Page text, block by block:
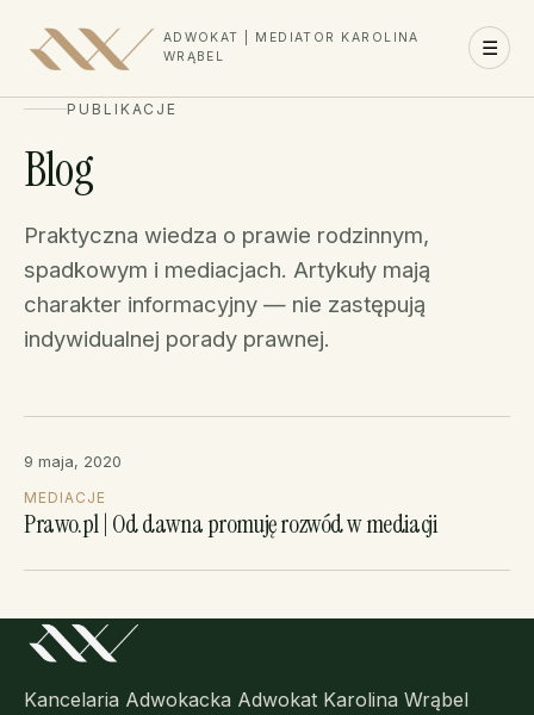
ADWOKAT | MEDIATOR KAROLINA
WRĄBEL
☰
PUBLIKACJE
Blog
Praktyczna wiedza o prawie rodzinnym,
spadkowym i mediacjach. Artykuły mają
charakter informacyjny — nie zastępują
indywidualnej porady prawnej.
9 maja, 2020
MEDIACJE
Prawo.pl | Od dawna promuję rozwód w mediacji
Kancelaria Adwokacka Adwokat Karolina Wrąbel